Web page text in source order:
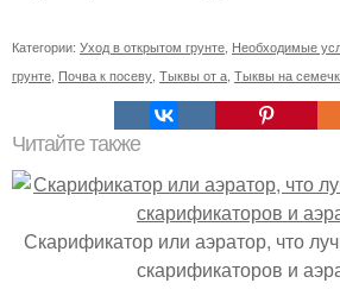
Категории: Уход в открытом грунте Необходимые
грунте Почва к посеву Тыквы от а Тыквы на
Читайте также
Скарификатор или аэратор, что
скарификаторов и